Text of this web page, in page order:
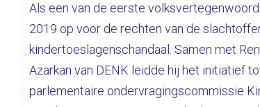
Als een van de eerste
2019 op voor de rechten van de
kindertoeslagenschandaal. Samen met
Azarkan van DENK leidde hij het initiatief
parlementaire ondervragingscommissie